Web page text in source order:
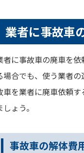
業者に事故車
者に事故車の廃車を
場合でも、使う業者
車を業者に廃車依頼
しょう。
事故車の解体費